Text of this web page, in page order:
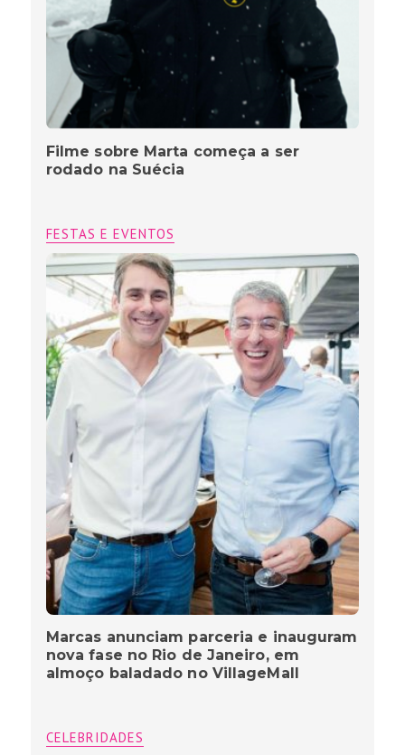
Filme sobre Marta começa a ser
rodado na Suécia
FESTAS E EVENTOS
Marcas anunciam parceria e inauguram
nova fase no Rio de Janeiro, em
almoço baladado no VillageMall
CELEBRIDADES